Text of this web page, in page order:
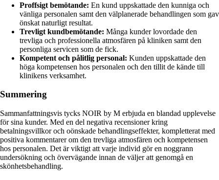
Proffsigt bemötande: En kund uppskattade den kunniga och
vänliga personalen samt den välplanerade behandlingen som gav
önskat naturligt resultat.
Trevligt kundbemötande: Många kunder lovordade den
trevliga och professionella atmosfären på kliniken samt den
personliga servicen som de fick.
Kompetent och pålitlig personal: Kunden uppskattade den
höga kompetensen hos personalen och den tillit de kände till
klinikens verksamhet.
Summering
Sammanfattningsvis tycks NOIR by M erbjuda en blandad upplevelse
för sina kunder. Med en del negativa recensioner kring
betalningsvillkor och oönskade behandlingseffekter, kompletterat med
positiva kommentarer om den trevliga atmosfären och kompetensen
hos personalen. Det är viktigt att varje individ gör en noggrann
undersökning och övervägande innan de väljer att genomgå en
skönhetsbehandling.